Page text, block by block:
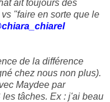
ait toujours des
"faire en sorte que le
chiara_chiarel
de la différence
chez nous non plus).
Maydee par
tâches. Ex : j'ai beau